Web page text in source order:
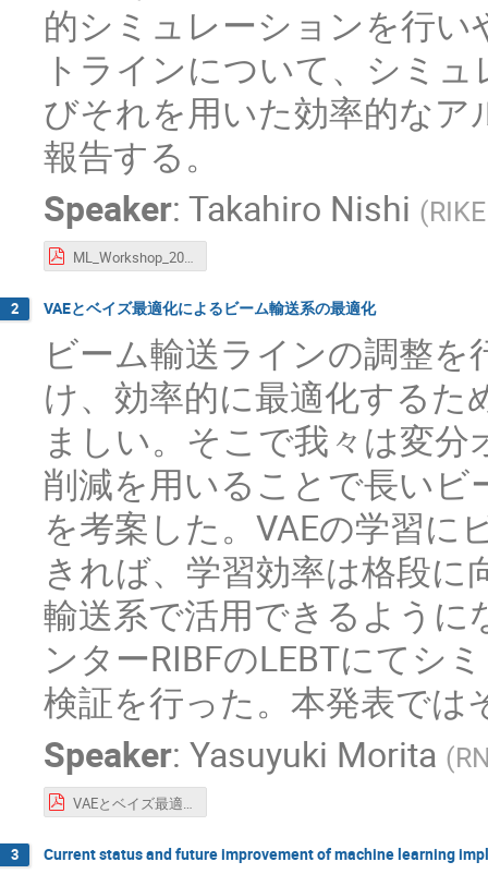
的シミュレーションを行
トラインについて、シミ
びそれを用いた効率的な
報告する。
Speaker: Takahiro Nishi (
ML_Workshop_2023_RIKEN_Nishi.pdf
2 VAEとベイズ最適化によるビーム輸送系の最適化
ビーム輸送ラインの調整
け、効率的に最適化する
ましい。そこで我々は変
削減を用いることで長い
を考案した。VAEの学習に
きれば、学習効率は格段
輸送系で活用できるように
ンターRIBFのLEBTにてシ
検証を行った。本発表では
Speaker: Yasuyuki Morita (
3 Current status and future improvement of machine learning